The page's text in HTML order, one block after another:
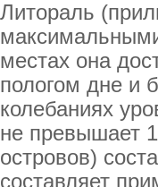
Литораль
местах она
пологом дне и
колебаниях
не превышает
островов)
составляет